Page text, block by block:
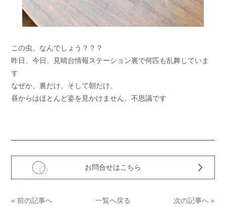
この虫、なんでしょう？？？
昨日、今日、見晴台情報ステーション裏で何匹も乱舞していま
す
なぜか、裏だけ。そして朝だけ。
昼からはほとんど姿を見かけません。不思議です
お問合せはこちら
« 前の記事へ 一覧へ戻る 次の記事へ »